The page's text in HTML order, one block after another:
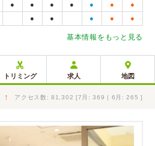
● ● ● ● ● ● ●
● ● ● ● ●
基本情報をもっと見る
トリミング 求人 地図
↑ アクセス数: 81,302 [7月: 369 | 6月: 265 ]